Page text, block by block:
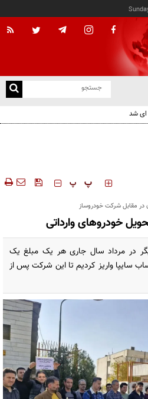
‍‍‍ پ پ
در مقابل شرکت خودروساز
خودروهای وارداتی
حدود ۲۰۰۰ نفر دیگر در مرداد سال جاری هر یک مبلغ یک
به حساب سایپا واریز کردیم تا این شرکت پس از